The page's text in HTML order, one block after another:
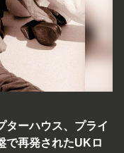
ターハウス、プライ
再発されたUKロ